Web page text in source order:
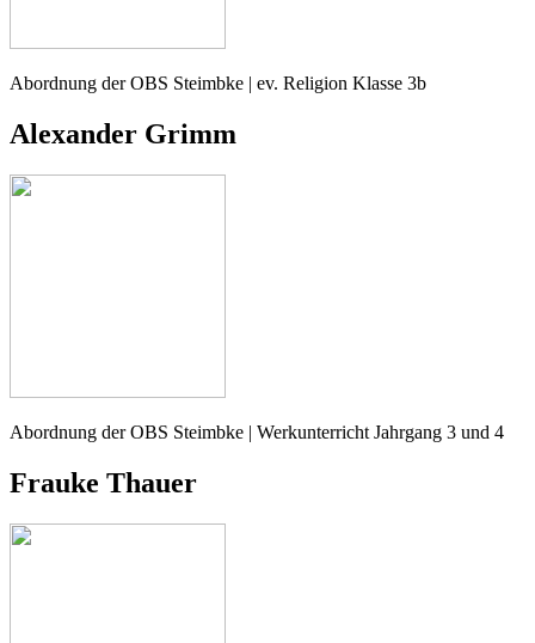
Abordnung der OBS Steimbke | ev. Religion Klasse 3b
Alexander Grimm
Abordnung der OBS Steimbke | Werkunterricht Jahrgang 3 und 4
Frauke Thauer